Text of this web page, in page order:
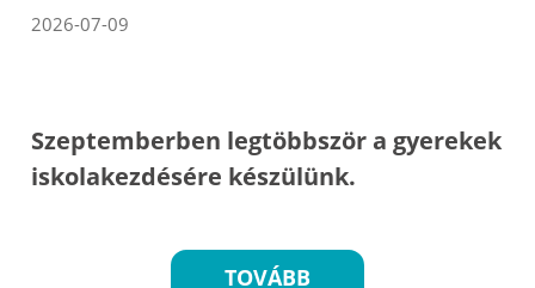
2026-07-09
Szeptemberben legtöbbször a gyerekek
iskolakezdésére készülünk.
TOVÁBB